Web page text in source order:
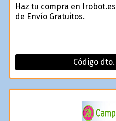
Haz tu compra en
de Envío Gratuitos.
Código